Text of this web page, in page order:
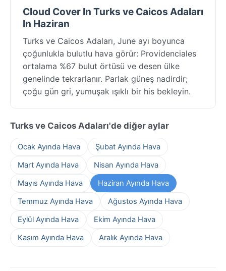
Cloud Cover In Turks ve Caicos Adaları
In Haziran
Turks ve Caicos Adaları, June ayı boyunca
çoğunlukla bulutlu hava görür: Providenciales
ortalama %67 bulut örtüsü ve desen ülke
genelinde tekrarlanır. Parlak güneş nadirdir;
çoğu gün gri, yumuşak ışıklı bir his bekleyin.
Turks ve Caicos Adaları'de diğer aylar
Ocak Ayında Hava
Şubat Ayında Hava
Mart Ayında Hava
Nisan Ayında Hava
Mayıs Ayında Hava
Haziran Ayında Hava
Temmuz Ayında Hava
Ağustos Ayında Hava
Eylül Ayında Hava
Ekim Ayında Hava
Kasım Ayında Hava
Aralık Ayında Hava